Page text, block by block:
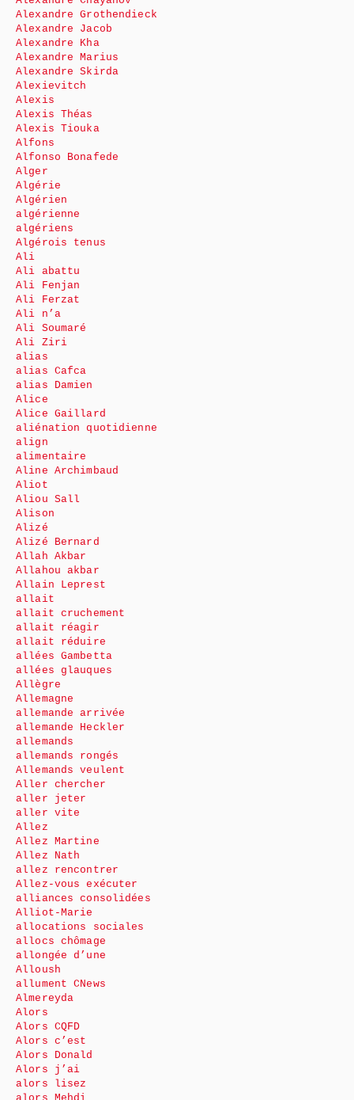
Alexandre Grothendieck
Alexandre Jacob
Alexandre Kha
Alexandre Marius
Alexandre Skirda
Alexievitch
Alexis
Alexis Théas
Alexis Tiouka
Alfons
Alfonso Bonafede
Alger
Algérie
Algérien
algérienne
algériens
Algérois tenus
Ali
Ali abattu
Ali Fenjan
Ali Ferzat
Ali n’a
Ali Soumaré
Ali Ziri
alias
alias Cafca
alias Damien
Alice
Alice Gaillard
aliénation quotidienne
align
alimentaire
Aline Archimbaud
Aliot
Aliou Sall
Alison
Alizé
Alizé Bernard
Allah Akbar
Allahou akbar
Allain Leprest
allait
allait cruchement
allait réagir
allait réduire
allées Gambetta
allées glauques
Allègre
Allemagne
allemande arrivée
allemande Heckler
allemands
allemands rongés
Allemands veulent
Aller chercher
aller jeter
aller vite
Allez
Allez Martine
Allez Nath
allez rencontrer
Allez-vous exécuter
alliances consolidées
Alliot-Marie
allocations sociales
allocs chômage
allongée d’une
Alloush
allument CNews
Almereyda
Alors
Alors CQFD
Alors c’est
Alors Donald
Alors j’ai
alors lisez